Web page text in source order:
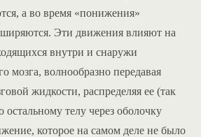
а во время «понижения»
Эти движения влияют на
внутри и снаружи
мозга, волнообразно передавая
жидкости, распределяя ее (так
остальному телу через оболочку
которое на самом деле не было